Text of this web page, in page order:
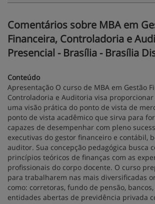
Comentários sobre MBA em
Financeira, Controladoria e
Presencial - Brasília - Brasília
Conteúdo
Apresentação O curso de MBA em Gestão
Controladoria e Auditoria visa
uma visão prática do ponto de vista de
ponto de vista acadêmico que sirva para
capazes de desempenhar com pleno
executivas do gestor financeiro e contábil,
auditor. Sua concepção pedagógica busca
princípios teóricos de finanças com as
profissionais do corpo docente. O curso
para trabalharem nas mais diversificadas
como: corretoras, fundo de pensão,
entidades abertas de previdência privada